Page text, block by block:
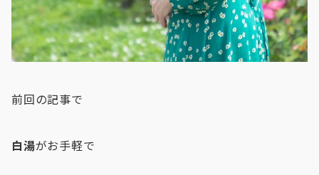
前回の記事で
白湯がお手軽で